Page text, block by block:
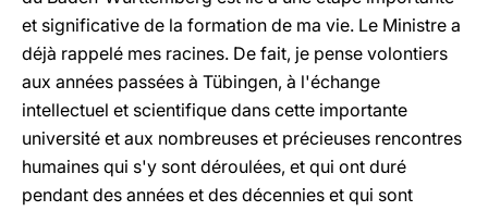
et significative de la formation de ma vie. Le Ministre a
déjà rappelé mes racines. De fait, je pense volontiers
aux années passées à Tübingen, à l'échange
intellectuel et scientifique dans cette importante
université et aux nombreuses et précieuses rencontres
humaines qui s'y sont déroulées, et qui ont duré
pendant des années et des décennies et qui sont